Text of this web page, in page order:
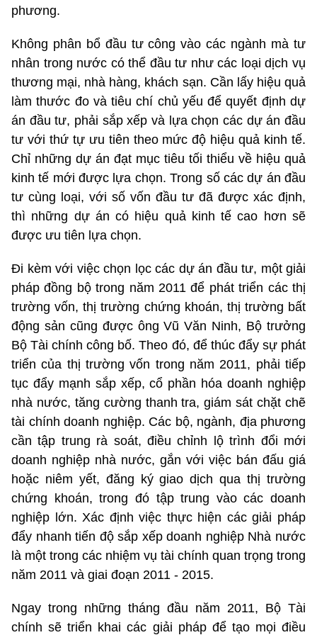
phương.
Không phân bổ đầu tư công vào các ngành mà tư
nhân trong nước có thể đầu tư như các loại dịch vụ
thương mại, nhà hàng, khách sạn. Cần lấy hiệu quả
làm thước đo và tiêu chí chủ yếu để quyết định dự
án đầu tư, phải sắp xếp và lựa chọn các dự án đầu
tư với thứ tự ưu tiên theo mức độ hiệu quả kinh tế.
Chỉ những dự án đạt mục tiêu tối thiểu về hiệu quả
kinh tế mới được lựa chọn. Trong số các dự án đầu
tư cùng loại, với số vốn đầu tư đã được xác định,
thì những dự án có hiệu quả kinh tế cao hơn sẽ
được ưu tiên lựa chọn.
Đi kèm với việc chọn lọc các dự án đầu tư, một giải
pháp đồng bộ trong năm 2011 để phát triển các thị
trường vốn, thị trường chứng khoán, thị trường bất
động sản cũng được ông Vũ Văn Ninh, Bộ trưởng
Bộ Tài chính công bố. Theo đó, để thúc đẩy sự phát
triển của thị trường vốn trong năm 2011, phải tiếp
tục đẩy mạnh sắp xếp, cổ phần hóa doanh nghiệp
nhà nước, tăng cường thanh tra, giám sát chặt chẽ
tài chính doanh nghiệp. Các bộ, ngành, địa phương
cần tập trung rà soát, điều chỉnh lộ trình đổi mới
doanh nghiệp nhà nước, gắn với việc bán đấu giá
hoặc niêm yết, đăng ký giao dịch qua thị trường
chứng khoán, trong đó tập trung vào các doanh
nghiệp lớn. Xác định việc thực hiện các giải pháp
đẩy nhanh tiến độ sắp xếp doanh nghiệp Nhà nước
là một trong các nhiệm vụ tài chính quan trọng trong
năm 2011 và giai đoạn 2011 - 2015.
Ngay trong những tháng đầu năm 2011, Bộ Tài
chính sẽ triển khai các giải pháp để tạo mọi điều